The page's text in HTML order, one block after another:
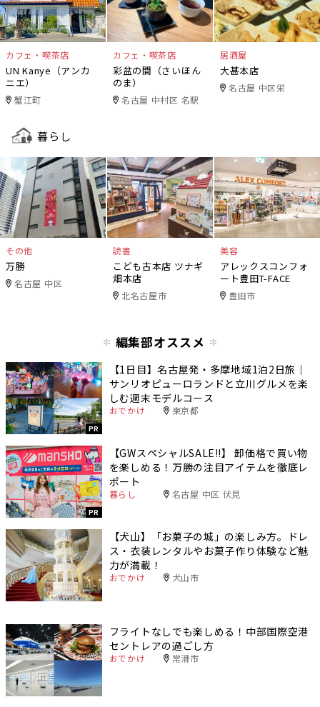
カフェ・喫茶店
UN Kanye（アンカ
ニエ）
蟹江町
カフェ・喫茶店
彩盆の間（さいほん
のま）
名古屋 中村区 名駅
居酒屋
大甚本店
名古屋 中区栄
暮らし
その他
万勝
名古屋 中区
読書
こども古本店 ツナギ
畑本店
北名古屋市
美容
アレックスコンフォ
ート豊田T-FACE
豊田市
編集部オススメ
PR
【1日目】名古屋発・多摩地域1泊2日旅｜
サンリオピューロランドと立川グルメを楽
しむ週末モデルコース
おでかけ 東京都
PR
【GWスペシャルSALE‼︎】 卸価格で買い物
を楽しめる！万勝の注目アイテムを徹底レ
ポート
暮らし 名古屋 中区 伏見
【犬山】「お菓子の城」の楽しみ方。ドレ
ス・衣装レンタルやお菓子作り体験など魅
力が満載！
おでかけ 犬山市
フライトなしでも楽しめる！中部国際空港
セントレアの過ごし方
おでかけ 常滑市